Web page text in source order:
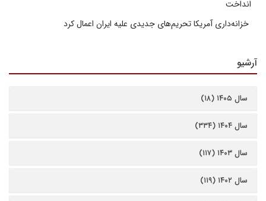
انداخت
خزانه‌داری آمریکا تحریم‌های جدیدی علیه ایران اعمال کرد
آرشیو
سال ۱۴۰۵ (۱۸)
سال ۱۴۰۴ (۳۳۴)
سال ۱۴۰۳ (۱۱۷)
سال ۱۴۰۲ (۱۱۹)